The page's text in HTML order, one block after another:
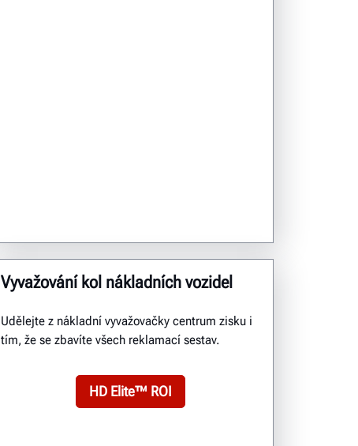
Vyvažování kol nákladních vozidel
Udělejte z nákladní vyvažovačky centrum zisku i
tím, že se zbavíte všech reklamací sestav.
HD Elite™ ROI